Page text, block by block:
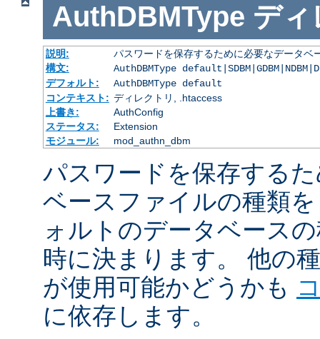
AuthDBMType ディ
説明:
パスワードを保存するために必要なデータベ
構文:
AuthDBMType
デフォルト:
AuthDBMType default
コンテキスト: ディレクトリ, .htaccess
上書き:
AuthConfig
ステータス:
Extension
モジュール:
mod_authn_dbm
パスワードを保存する
ベースファイルの種類
ォルトのデータベース
時に決まります。 他の
が使用可能かどうかも
に依存します。